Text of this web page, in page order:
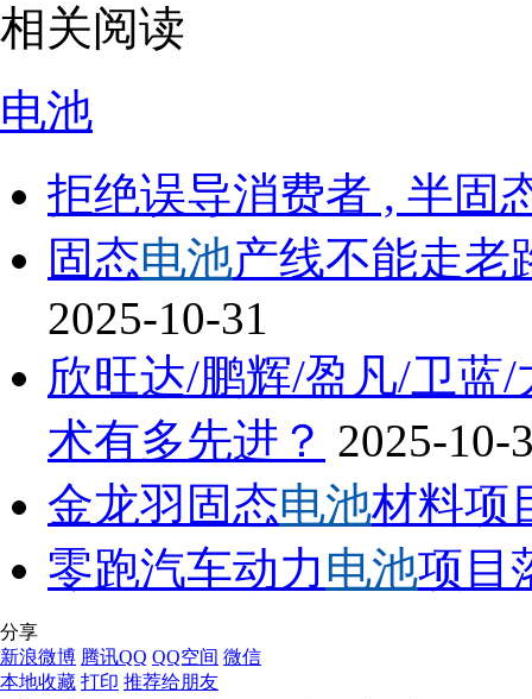
相关阅读
电池
拒绝误导消费者 , 半固
固态电池产线不能走老
2025-10-31
欣旺达/鹏辉/盈凡/卫蓝
术有多先进？ 2025-10-
金龙羽固态电池材料项
零跑汽车动力电池项目
分享
新浪微博 腾讯QQ QQ空间 微信
本地收藏 打印 推荐给朋友